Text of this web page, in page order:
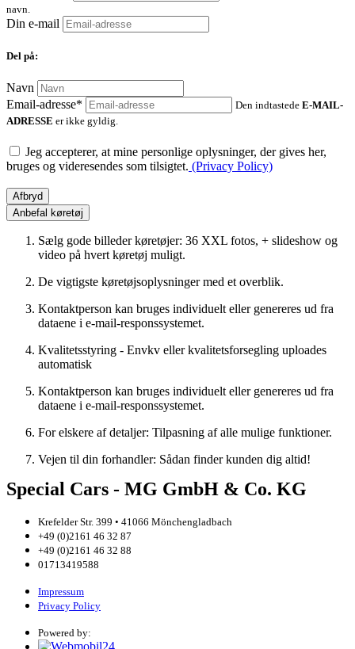
navn.
Din e-mail
Del på:
Navn
Email-adresse*
Den indtastede E-MAIL-
ADRESSE er ikke gyldig.
Jeg accepterer, at mine personlige oplysninger, der gives her,
bruges og videresendes som tilsigtet. (Privacy Policy)
Afbryd
Anbefal køretøj
Sælg gode billeder køretøjer: 36 XXL fotos, + slideshow og
video på hvert køretøj muligt.
De vigtigste køretøjsoplysninger med et overblik.
Kontaktperson kan bruges individuelt eller genereres ud fra
dataene i e-mail-responssystemet.
Kvalitetsstyring - Envkv eller kvalitetsforsegling uploades
automatisk
Kontaktperson kan bruges individuelt eller genereres ud fra
dataene i e-mail-responssystemet.
For elskere af detaljer: Tilpasning af alle mulige funktioner.
Vejen til din forhandler: Sådan finder kunden dig altid!
Special Cars - MG GmbH & Co. KG
Krefelder Str. 399 • 41066 Mönchengladbach
+49 (0)2161 46 32 87
+49 (0)2161 46 32 88
01713419588
Impressum
Privacy Policy
Powered by: